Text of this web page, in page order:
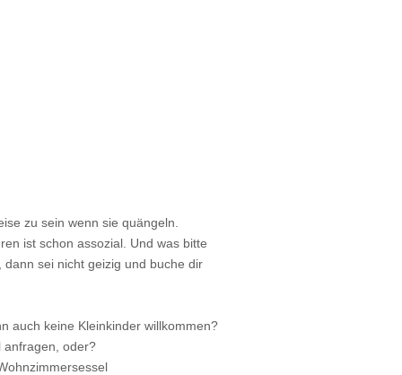
zu sein wenn sie quängeln.
ist schon assozial. Und was bitte
sei nicht geizig und buche dir
auch keine Kleinkinder willkommen?
anfragen, oder?